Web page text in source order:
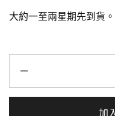
大約一至兩星期先到貨。